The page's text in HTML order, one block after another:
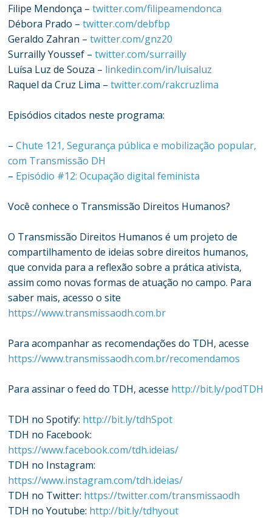
Filipe Mendonça –twitter.com/filipeamendonca
Débora Prado –twitter.com/debfbp
Geraldo Zahran –twitter.com/gnz20
Surrailly Youssef –twitter.com/surrailly
Luísa Luz de Souza – linkedin.com/in/luisaluz
Raquel da Cruz Lima –twitter.com/rakcruzlima
Episódios citados neste programa:
–Chute 121, Segurança pública e mobilização popular,
com Transmissão DH
– Episódio #12: Ocupação digital feminista
Você conhece o Transmissão Direitos Humanos?
O Transmissão Direitos Humanos é um projeto de
compartilhamento de ideias sobre direitos humanos,
que convida para a reflexão sobre a prática ativista,
assim como novas formas de atuação no campo. Para
saber mais, acesso o site
https://www.transmissaodh.com.br
Para acompanhar as recomendações do TDH, acesse
https://www.transmissaodh.com.br/recomendamos
Para assinar o feed do TDH, acesse http://bit.ly/podTDH
TDH no Spotify: http://bit.ly/tdhSpot
TDH no Facebook:
https://www.facebook.com/tdh.ideias/
TDH no Instagram:
https://www.instagram.com/tdh.ideias/
TDH no Twitter: https://twitter.com/transmissaodh
TDH no Youtube: http://bit.ly/tdhyout